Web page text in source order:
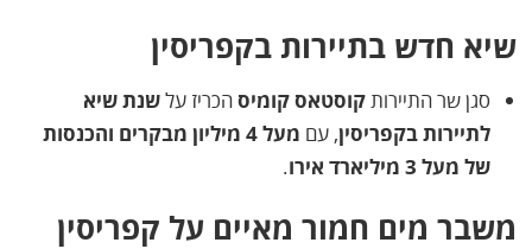
שיא חדש בתיירות בקפריסין
סגן שר התיירותקוסטאס קומיסהכריז עלשנת שיא
לתיירות בקפריסין, עם
מעל 4 מיליון מבקרים והכנסות
של מעל 3 מיליארד אירו
.
משבר מים חמור מאיים על קפריסין